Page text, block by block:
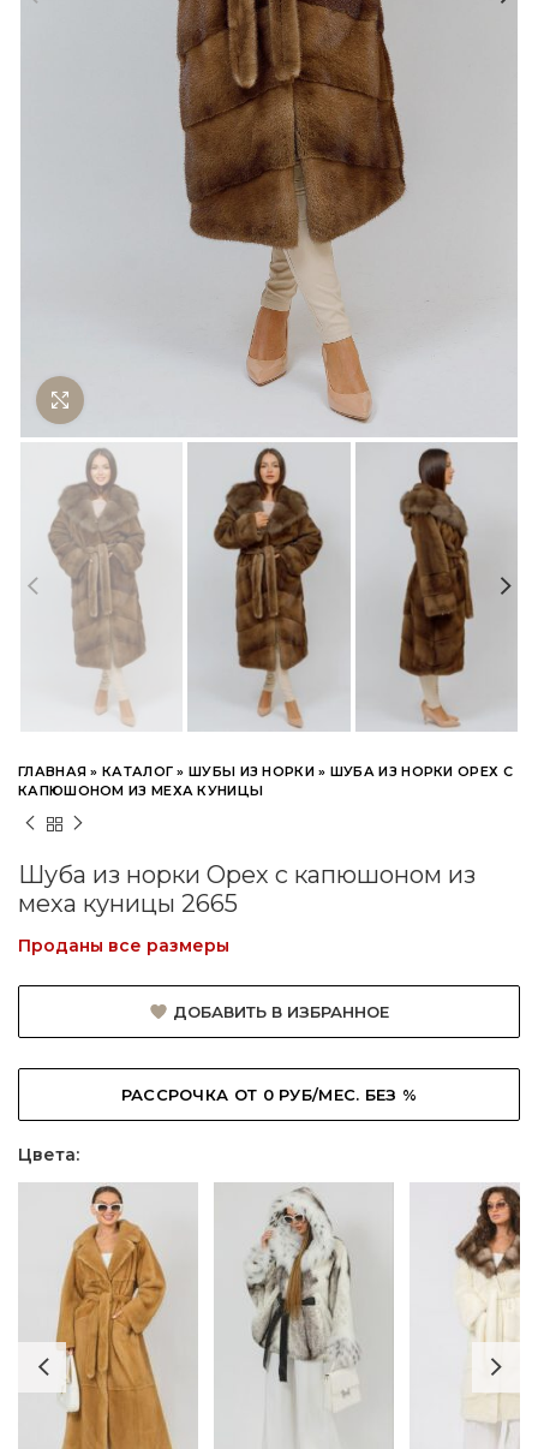
ГЛАВНАЯ »КАТАЛОГ »ШУБЫ ИЗ НОРКИ» ШУБА ИЗ НОРКИ ОРЕХ С
КАПЮШОНОМ ИЗ МЕХА КУНИЦЫ
Шуба из норки Орех с капюшоном из
меха куницы 2665
Проданы все размеры
ДОБАВИТЬ В ИЗБРАННОЕ
РАССРОЧКА ОТ 0 РУБ/МЕС. БЕЗ %
Цвета: